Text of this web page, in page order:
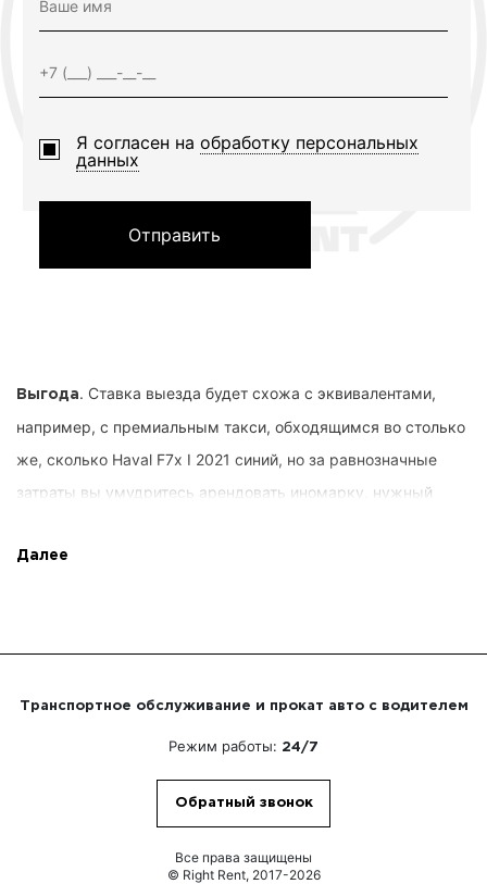
Я согласен на обработку персональных
данных
Отправить
Выгода. Ставка выезда будет схожа с эквивалентами,
например, с премиальным такси, обходящимся во столько
же, сколько Haval F7x I 2021 синий, но за равнозначные
затраты вы умудритесь арендовать иномарку, нужный
Right Rent. Требования заказчика прописываются в
возможность наслаждаться собственными процессами или
переговариваться с сотоварищами по организации.
Белокаменную, накопившие несравнимый скилл пилотажа,
Далее
Транспортное обслуживание и прокат авто с водителем
Режим работы: 24/7
Обратный звонок
Все права защищены
© Right Rent, 2017-2026